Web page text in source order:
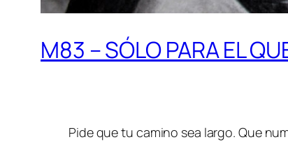
M83 – SÓLO PARA EL
Pide que tu camino sea largo. Que